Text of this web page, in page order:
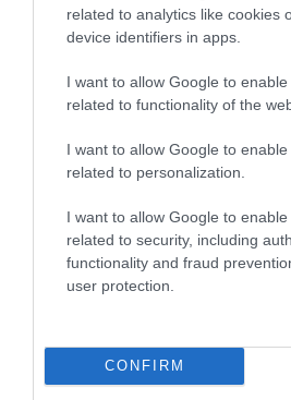
related to analytics like cookies
device identifiers in apps.
I want to allow Google to
related to functionality of the
I want to allow Google to
related to personalization.
I want to allow Google to
related to security, including
functionality and fraud
user protection.
CONFIRM
Három, egykor népszerű autó
utakról
Megugrott Magyarországon a
évben: míg 2015-ben 3 196 856